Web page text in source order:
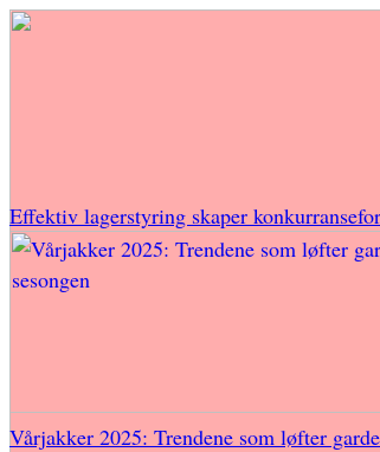
Effektiv lagerstyring skaper
Vårjakker 2025: Trendene som løfter